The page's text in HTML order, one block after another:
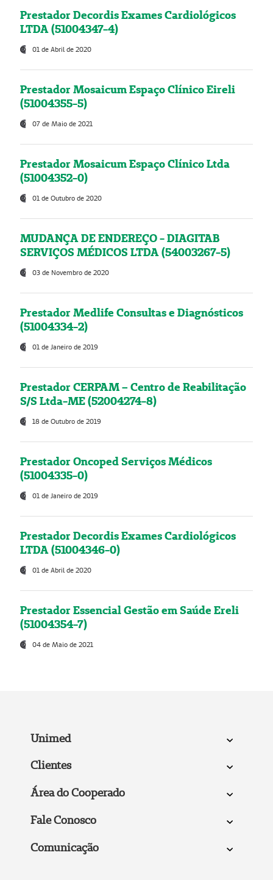
Prestador Decordis Exames Cardiológicos
LTDA (51004347-4)
01 de Abril de 2020
Prestador Mosaicum Espaço Clínico Eireli
(51004355-5)
07 de Maio de 2021
Prestador Mosaicum Espaço Clínico Ltda
(51004352-0)
01 de Outubro de 2020
MUDANÇA DE ENDEREÇO - DIAGITAB
SERVIÇOS MÉDICOS LTDA (54003267-5)
03 de Novembro de 2020
Prestador Medlife Consultas e Diagnósticos
(51004334-2)
01 de Janeiro de 2019
Prestador CERPAM – Centro de Reabilitação
S/S Ltda-ME (52004274-8)
18 de Outubro de 2019
Prestador Oncoped Serviços Médicos
(51004335-0)
01 de Janeiro de 2019
Prestador Decordis Exames Cardiológicos
LTDA (51004346-0)
01 de Abril de 2020
Prestador Essencial Gestão em Saúde Ereli
(51004354-7)
04 de Maio de 2021
Unimed
Clientes
Área do Cooperado
Fale Conosco
Comunicação